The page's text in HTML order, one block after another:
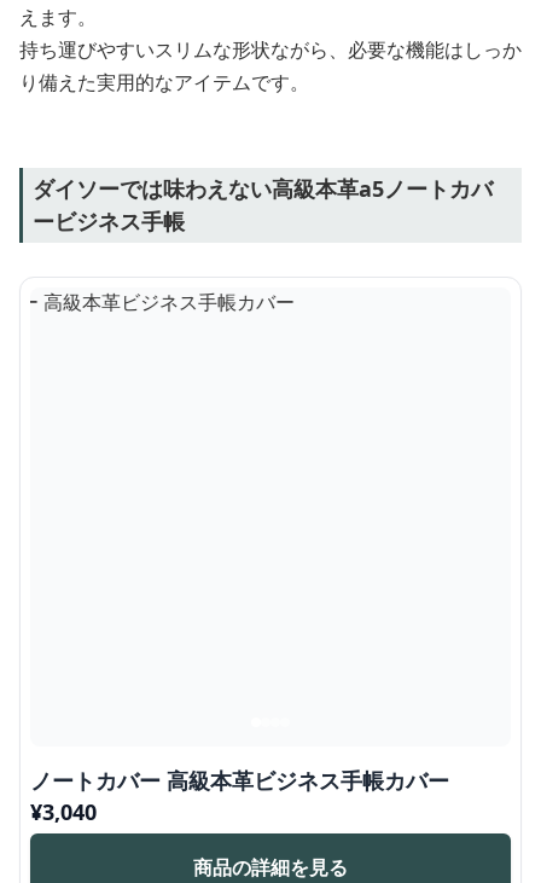
えます。
持ち運びやすいスリムな形状ながら、必要な機能はしっか
り備えた実用的なアイテムです。
ダイソーでは味わえない高級本革a5ノートカバ
ービジネス手帳
ノートカバー 高級本革ビジネス手帳カバー
¥3,040
商品の詳細を見る